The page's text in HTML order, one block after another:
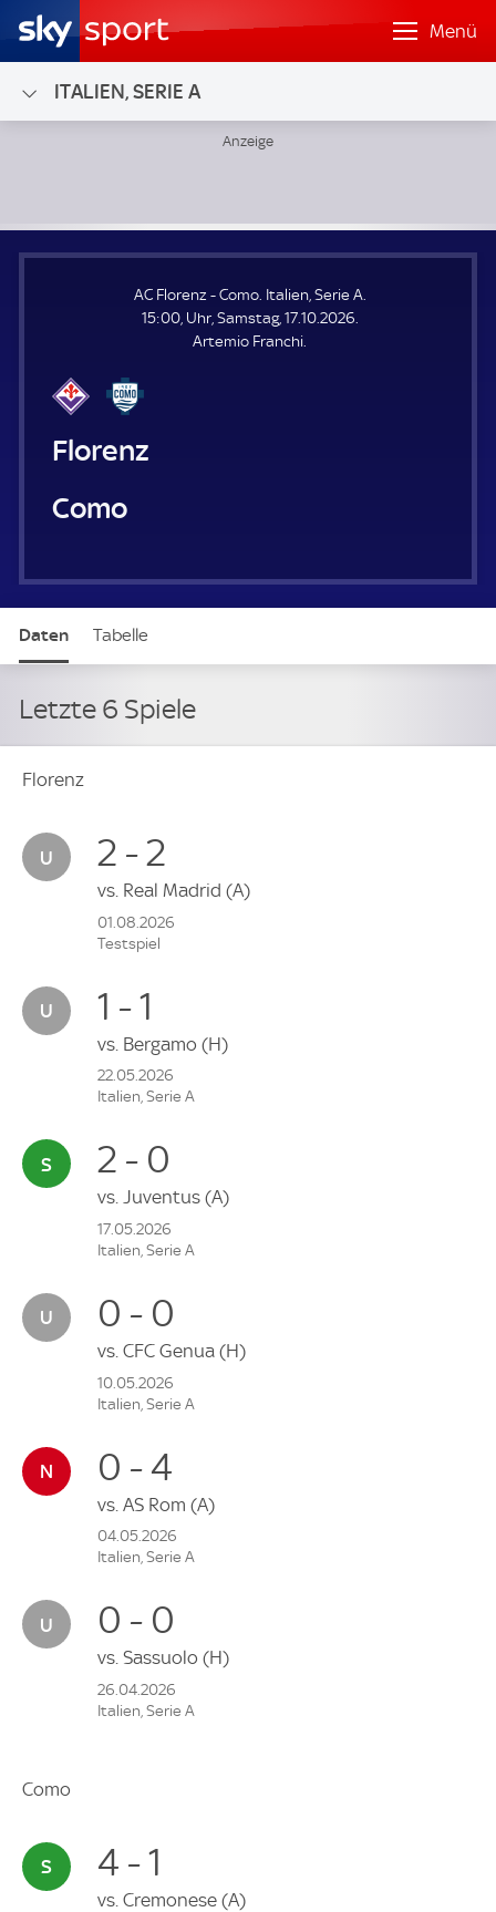
Menü
ITALIEN, SERIE A
AC Florenz - Como. Italien, Serie A.
15:00, Uhr, Samstag, 17.10.2026.
Artemio Franchi.
AC Florenz
Como
Daten Tabelle
Letzte 6 Spiele
Florenz
2 - 2
vs. Real Madrid (A)
01.08.2026
Testspiel
1 - 1
vs. Bergamo (H)
22.05.2026
Italien, Serie A
2 - 0
vs. Juventus (A)
17.05.2026
Italien, Serie A
0 - 0
vs. CFC Genua (H)
10.05.2026
Italien, Serie A
0 - 4
vs. AS Rom (A)
04.05.2026
Italien, Serie A
0 - 0
vs. Sassuolo (H)
26.04.2026
Italien, Serie A
Como
4 - 1
vs. Cremonese (A)